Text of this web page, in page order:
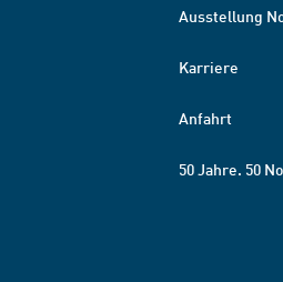
Ausstellung
Karriere
Anfahrt
50 Jahre. 50